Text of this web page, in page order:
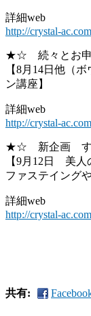
詳細web
http://crystal-
★☆ 続々とお申
【8月14日他（
ン講座】
詳細web
http://crystal-
★☆ 新企画 す
【9月12日 美
ファステイング
詳細web
http://crystal-
共有: